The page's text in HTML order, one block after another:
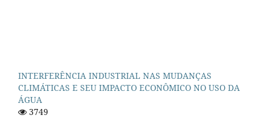
INTERFERÊNCIA INDUSTRIAL NAS MUDANÇAS
CLIMÁTICAS E SEU IMPACTO ECONÔMICO NO USO DA
ÁGUA
3749